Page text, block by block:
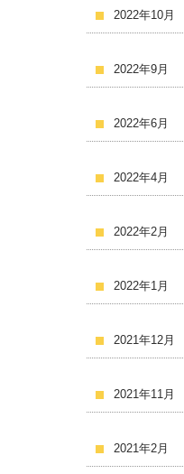
2022年10月
2022年9月
2022年6月
2022年4月
2022年2月
2022年1月
2021年12月
2021年11月
2021年2月